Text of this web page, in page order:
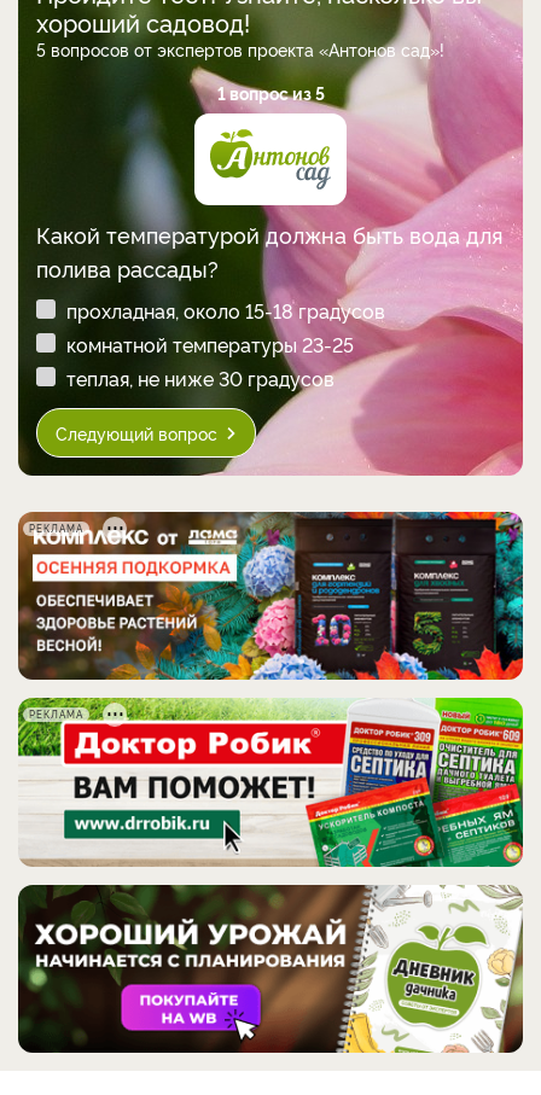
хороший садовод!
5 вопросов от экспертов проекта «Антонов сад»!
1 вопрос из 5
Какой температурой должна быть вода для
полива рассады?
прохладная, около 15-18 градусов
комнатной температуры 23-25
теплая, не ниже 30 градусов
Следующий вопрос
РЕКЛАМА
РЕКЛАМА